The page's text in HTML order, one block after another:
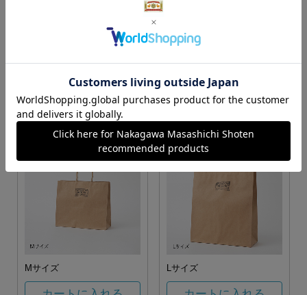
カートに入れる カートに入れる
Mサイズ Lサイズ